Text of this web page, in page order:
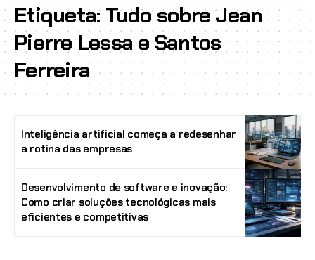
Etiqueta: Tudo sobre Jean
Pierre Lessa e Santos
Ferreira
Inteligência artificial começa a redesenhar
a rotina das empresas
Desenvolvimento de software e inovação:
Como criar soluções tecnológicas mais
eficientes e competitivas